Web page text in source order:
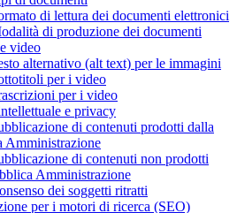
di lettura dei documenti elettronici
di produzione dei documenti
video
alternativo (alt text) per le immagini
per i video
per i video
e privacy
di contenuti prodotti dalla
Amministrazione
di contenuti non prodotti
Amministrazione
dei soggetti ritratti
per i motori di ricerca (SEO)